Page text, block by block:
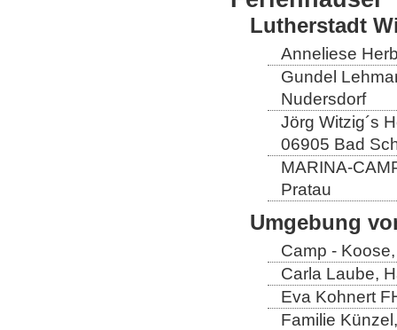
Lutherstadt
Anneliese
Gundel
Nudersdorf
Jörg Witzig´s
06905 Bad
MARINA-
Pratau
Umgebung
Camp -
Carla Laube,
Eva Kohnert
Familie